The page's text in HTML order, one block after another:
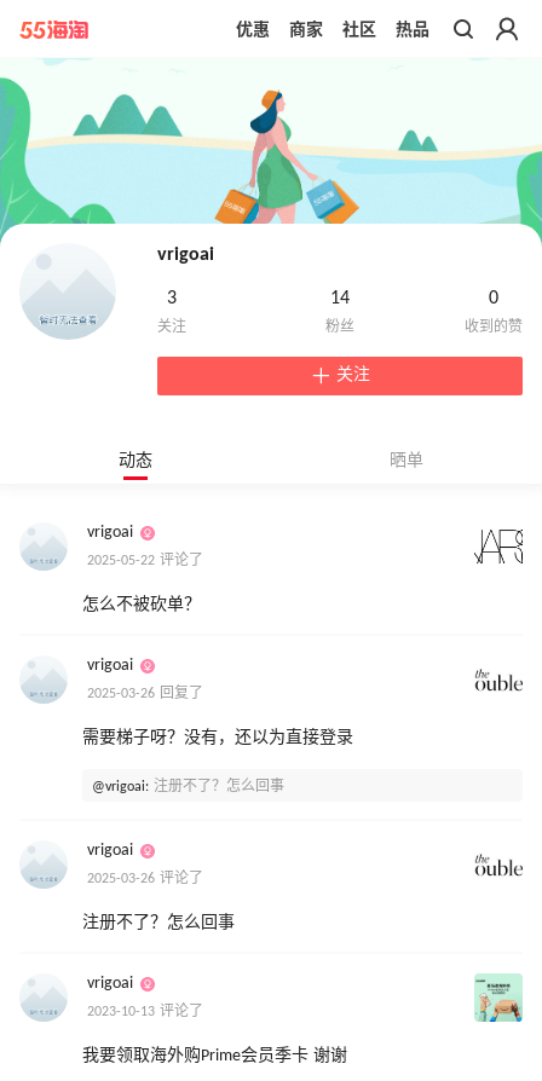
带你去官网买正品
优惠 商家 社区 热品
vrigoai
3 14 0
关注
动态 晒单
vrigoai
2025-05-22 评论了
怎么不被砍单？
vrigoai
2025-03-26 回复了
需要梯子呀？没有，还以为直接登录
@vrigoai: 注册不了？怎么回事
vrigoai
2025-03-26 评论了
注册不了？怎么回事
vrigoai
2023-10-13 评论了
我要领取海外购Prime会员季卡 谢谢